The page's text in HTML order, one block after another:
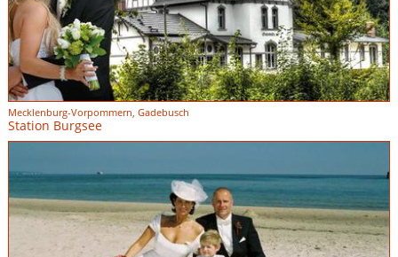
Mecklenburg-Vorpommern, Gadebusch
Station Burgsee